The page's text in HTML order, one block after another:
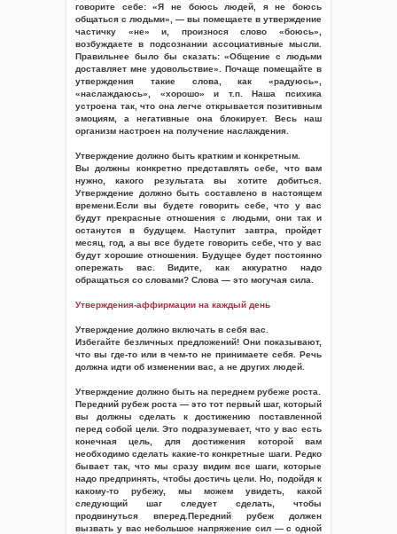
говорите себе: «Я не боюсь людей, я не боюсь
общаться с людьми», — вы помещаете в утверждение
частичку «не» и, произнося слово «боюсь»,
возбуждаете в подсознании ассоциативные мысли.
Правильнее было бы сказать: «Общение с людьми
доставляет мне удовольствие». Почаще помещайте в
утверждения такие слова, как «радуюсь»,
«наслаждаюсь», «хорошо» и т.п. Наша психика
устроена так, что она легче открывается позитивным
эмоциям, а негативные она блокирует. Весь наш
организм настроен на получение наслаждения.
Утверждение должно быть кратким и конкретным.
Вы должны конкретно представлять себе, что вам
нужно, какого результата вы хотите добиться.
Утверждение должно быть составлено в настоящем
времени.Если вы будете говорить себе, что у вас
будут прекрасные отношения с людьми, они так и
останутся в будущем. Наступит завтра, пройдет
месяц, год, а вы все будете говорить себе, что у вас
будут хорошие отношения. Будущее будет постоянно
опережать вас. Видите, как аккуратно надо
обращаться со словами? Слова — это могучая сила.
Утверждения-аффирмации на каждый день
Утверждение должно включать в себя вас.
Избегайте безличных предложений! Они показывают,
что вы где-то или в чем-то не принимаете себя. Речь
должна идти об изменении вас, а не других людей.
Утверждение должно быть на переднем рубеже роста.
Передний рубеж роста — это тот первый шаг, который
вы должны сделать к достижению поставленной
перед собой цели. Это подразумевает, что у вас есть
конечная цель, для достижения которой вам
необходимо сделать какие-то конкретные шаги. Редко
бывает так, что мы сразу видим все шаги, которые
надо предпринять, чтобы достичь цели. Но, подойдя к
какому-то рубежу, мы можем увидеть, какой
следующий шаг следует сделать, чтобы
продвинуться вперед.Передний рубеж должен
вызвать у вас небольшое напряжение сил — с одной